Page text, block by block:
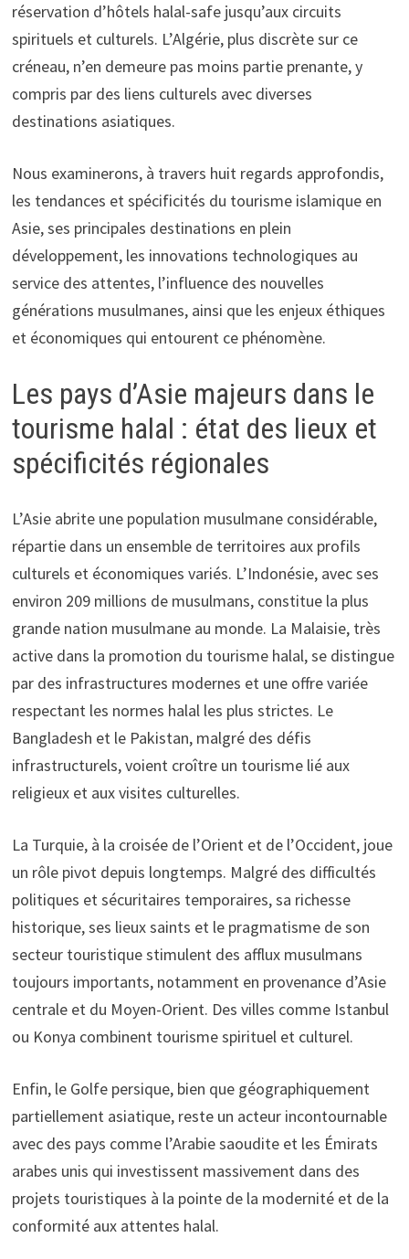
réservation d’hôtels halal-safe jusqu’aux circuits
spirituels et culturels. L’Algérie, plus discrète sur ce
créneau, n’en demeure pas moins partie prenante, y
compris par des liens culturels avec diverses
destinations asiatiques.
Nous examinerons, à travers huit regards approfondis,
les tendances et spécificités du tourisme islamique en
Asie, ses principales destinations en plein
développement, les innovations technologiques au
service des attentes, l’influence des nouvelles
générations musulmanes, ainsi que les enjeux éthiques
et économiques qui entourent ce phénomène.
Les pays d’Asie majeurs dans le
tourisme halal : état des lieux et
spécificités régionales
L’Asie abrite une population musulmane considérable,
répartie dans un ensemble de territoires aux profils
culturels et économiques variés. L’Indonésie, avec ses
environ 209 millions de musulmans, constitue la plus
grande nation musulmane au monde. La Malaisie, très
active dans la promotion du tourisme halal, se distingue
par des infrastructures modernes et une offre variée
respectant les normes halal les plus strictes. Le
Bangladesh et le Pakistan, malgré des défis
infrastructurels, voient croître un tourisme lié aux
religieux et aux visites culturelles.
La Turquie, à la croisée de l’Orient et de l’Occident, joue
un rôle pivot depuis longtemps. Malgré des difficultés
politiques et sécuritaires temporaires, sa richesse
historique, ses lieux saints et le pragmatisme de son
secteur touristique stimulent des afflux musulmans
toujours importants, notamment en provenance d’Asie
centrale et du Moyen-Orient. Des villes comme Istanbul
ou Konya combinent tourisme spirituel et culturel.
Enfin, le Golfe persique, bien que géographiquement
partiellement asiatique, reste un acteur incontournable
avec des pays comme l’Arabie saoudite et les Émirats
arabes unis qui investissent massivement dans des
projets touristiques à la pointe de la modernité et de la
conformité aux attentes halal.